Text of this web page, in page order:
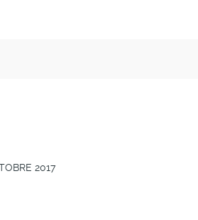
2017